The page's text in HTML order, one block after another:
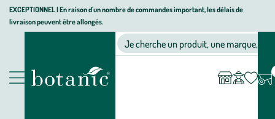
Aller
Aller
au
Aller
au
page
EXCEPTIONNEL I En raison d'un nombre de commandes important, les délais de
livraison peuvent être allongés.
Nos produits
Jardinerie écologique, animalerie, décoration, alimentation bio
Je cherche un produit, une marque, un
compte